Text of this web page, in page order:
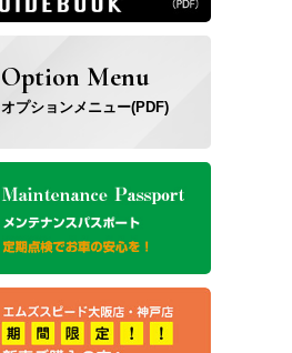
Option Menu
オプションメニュー(PDF)